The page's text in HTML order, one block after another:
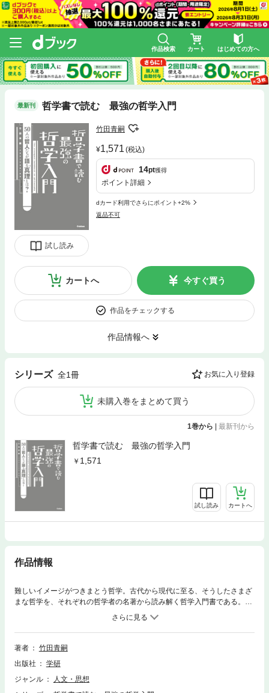
作品検索 カート はじめての方へ
最新刊 哲学書で読む 最強の哲学入門
試し読み
竹田青嗣
1,571 (税込)
14pt獲得
ポイント詳細
dカード利用でさらにポイント+2%
返品不可
カートへ 今すぐ買う
作品をチェックする
作品情報へ
シリーズ 全1冊 お気に入り登録
未購入巻をまとめて買う
1巻から | 最新刊から
哲学書で読む 最強の哲学入門
1,571
試し読み カートへ
作品情報
難しいイメージがつきまとう哲学。古代から現代に至る、そうしたさまざ
まな哲学を、それぞれの哲学者の名著から読み解く哲学入門書である。新
進気鋭の執筆者陣が、哲学の面白さと深さを開陳。豊富な図版と併せて、
だれもが哲学に親しめる、画期的な一冊。
著者
竹田青嗣
出版社
学研
ジャンル
人文・思想